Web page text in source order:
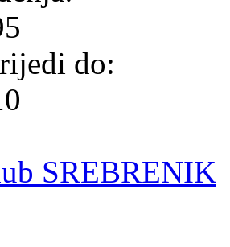
do:
SREBRENIK